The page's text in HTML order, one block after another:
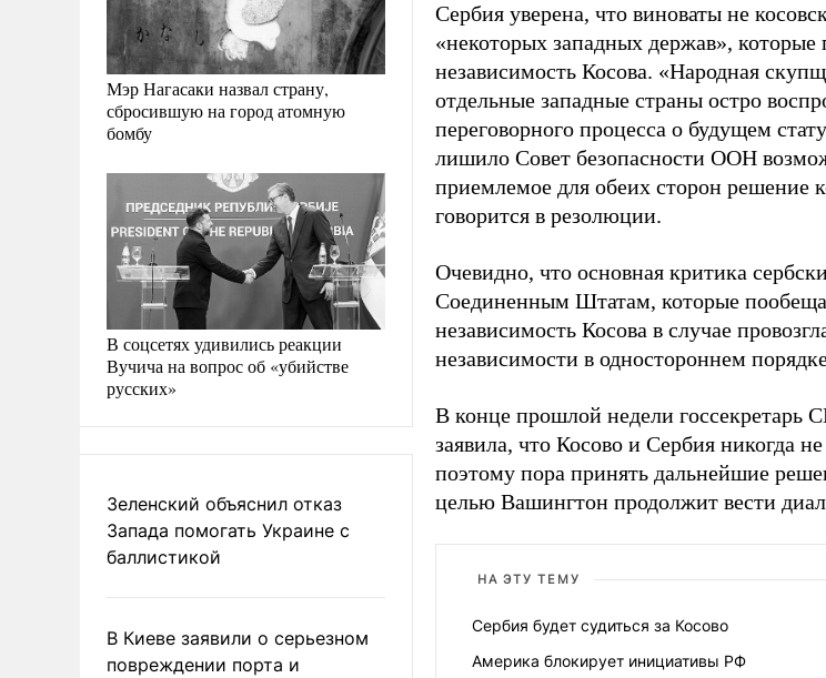
Мэр Нагасаки назвал страну,
сбросившую на город атомную
бомбу
В соцсетях удивились реакции
Вучича на вопрос об «убийстве
русских»
Зеленский объяснил отказ
Запада помогать Украине с
баллистикой
В Киеве заявили о серьезном
повреждении порта и
Сербия уверена, что виноваты не
«некоторых западных держав», которые
независимость Косова. «Народная
отдельные западные страны остро
переговорного процесса о будущем
лишило Совет безопасности ООН
приемлемое для обеих сторон решение
говорится в резолюции.
Очевидно, что основная критика
Соединенным Штатам, которые
независимость Косова в случае
независимости в одностороннем
В конце прошлой недели госсекретарь
заявила, что Косово и Сербия никогда
поэтому пора принять дальнейшие
целью Вашингтон продолжит вести
НА ЭТУ ТЕМУ
Сербия будет судиться за Косово
Америка блокирует инициативы РФ